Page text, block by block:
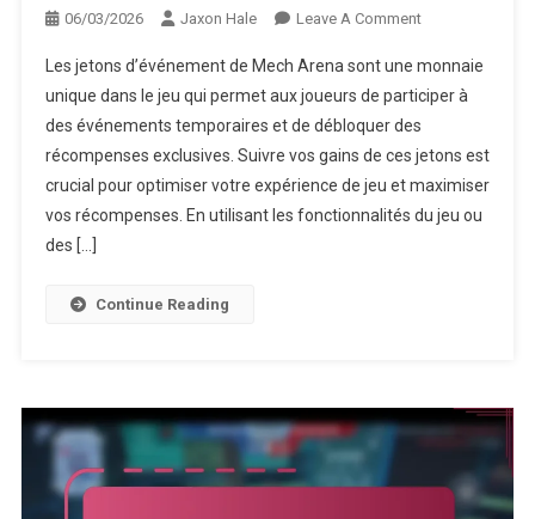
06/03/2026 Jaxon Hale Leave A CommentOn
D’événement
Mech
Arena
:
Suivi
De
Les jetons d’événement de Mech Arena sont une monnaie
unique dans le jeu qui permet aux joueurs de participer à
des événements temporaires et de débloquer des
récompenses exclusives. Suivre vos gains de ces jetons est
crucial pour optimiser votre expérience de jeu et maximiser
vos récompenses. En utilisant les fonctionnalités du jeu ou
des […]
Continue Reading